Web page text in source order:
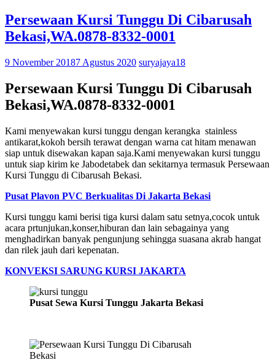
Persewaan Kursi Tunggu Di Cibarusah
Bekasi,WA.0878-8332-0001
9 November 20187 Agustus 2020 suryajaya18
Persewaan Kursi Tunggu Di Cibarusah
Bekasi,WA.0878-8332-0001
Kami menyewakan kursi tunggu dengan kerangka stainless
antikarat,kokoh bersih terawat dengan warna cat hitam menawan
siap untuk disewakan kapan saja.Kami menyewakan kursi tunggu
untuk siap kirim ke Jabodetabek dan sekitarnya termasuk Persewaan
Kursi Tunggu di Cibarusah Bekasi.
Pusat Plavon PVC Berkualitas Di Jakarta Bekasi
Kursi tunggu kami berisi tiga kursi dalam satu setnya,cocok untuk
acara prtunjukan,konser,hiburan dan lain sebagainya yang
menghadirkan banyak pengunjung sehingga suasana akrab hangat
dan rilek jauh dari kepenatan.
KONVEKSI SARUNG KURSI JAKARTA
Pusat Sewa Kursi Tunggu Jakarta Bekasi